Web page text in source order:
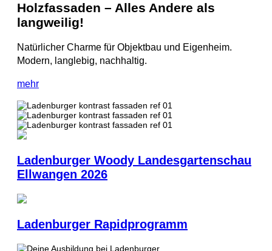
Holzfassaden – Alles Andere als
langweilig!
Natürlicher Charme für Objektbau und Eigenheim.
Modern, langlebig, nachhaltig.
mehr
Ladenburger Woody Landesgartenschau
Ellwangen 2026
Ladenburger Rapidprogramm